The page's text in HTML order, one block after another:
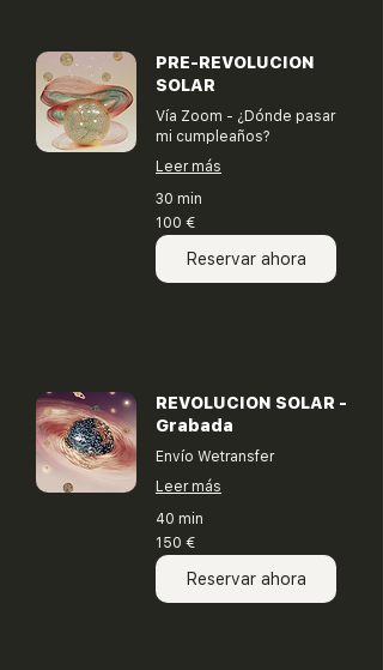
PRE-REVOLUCION
SOLAR
Vía Zoom - ¿Dónde pasar
mi cumpleaños?
Leer más
30 min
100
euros
100 €
Reservar ahora
REVOLUCION SOLAR -
Grabada
Envío Wetransfer
Leer más
40 min
150
euros
150 €
Reservar ahora